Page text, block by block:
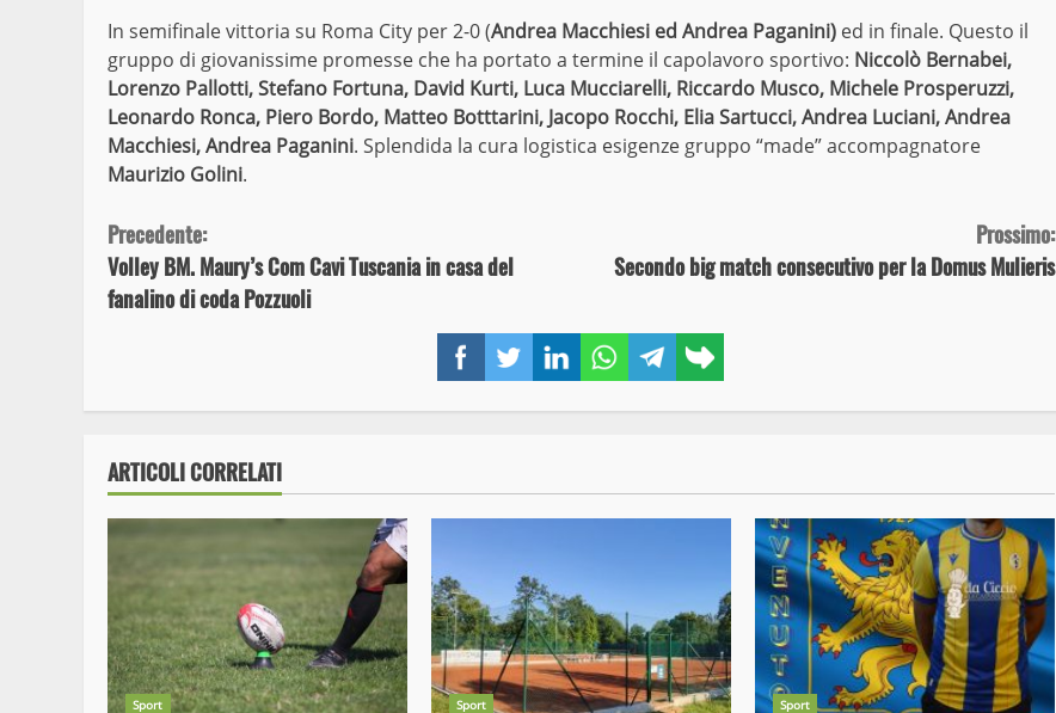
FacebookTwitterLinkedInWhatsAppTelegram
link
In semifinale vittoria su Roma City per 2-0 (Andrea Macchiesi ed Andrea Paganini) ed in finale. Questo il
gruppo di giovanissime promesse che ha portato a termine il capolavoro sportivo: Niccolò Bernabei,
Lorenzo Pallotti, Stefano Fortuna, David Kurti, Luca Mucciarelli, Riccardo Musco, Michele Prosperuzzi,
Leonardo Ronca, Piero Bordo, Matteo Botttarini, Jacopo Rocchi, Elia Sartucci, Andrea Luciani, Andrea
Macchiesi, Andrea Paganini. Splendida la cura logistica esigenze gruppo “made” accompagnatore
Maurizio Golini.
Continue
Reading
Precedente:
Volley BM. Maury’s Com Cavi Tuscania in casa del
fanalino di coda Pozzuoli
Prossimo:
Secondo big match consecutivo per la Domus Mulieris
ARTICOLI CORRELATI
Sport Sport Sport